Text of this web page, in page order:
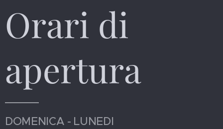
Orari di
apertura
DOMENICA - LUNEDI